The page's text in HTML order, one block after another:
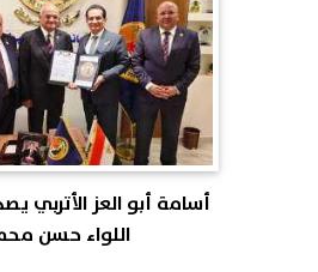
أسامة أبو العز الأتربي
اللواء حسن